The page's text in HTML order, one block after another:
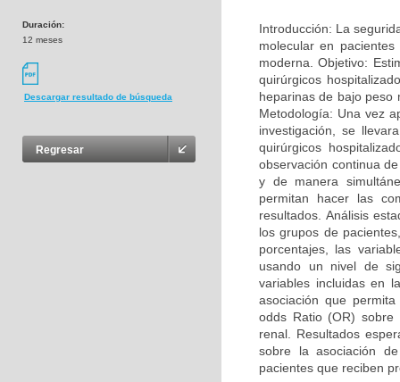
Duración:
12 meses
Descargar resultado de búsqueda
Regresar
Introducción: La
molecular en
moderna. Objetivo:
quirúrgicos
heparinas de bajo peso
Metodología: Una vez
investigación, se
quirúrgicos
observación continua
y de manera
permitan hacer las
resultados. Análisis
los grupos de
porcentajes, las
usando un nivel de
variables incluidas en
asociación que
odds Ratio (OR)
renal. Resultados
sobre la asociación
pacientes que reciben